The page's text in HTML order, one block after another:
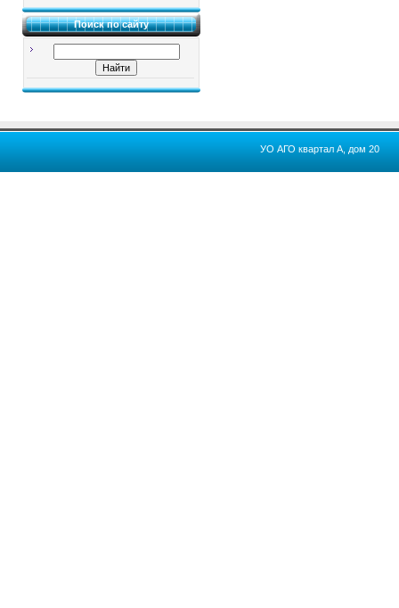
Поиск по сайту
УО АГО квартал А, дом 20